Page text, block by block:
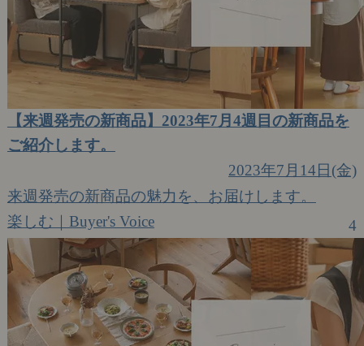
【来週発売の新商品】2023年7月4週目の新商品を
ご紹介します。
2023年7月14日(金)
来週発売の新商品の魅力を、お届けします。
楽しむ｜Buyer's Voice
4